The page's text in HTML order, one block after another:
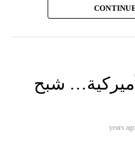
الأسبوع.
إلى الولايات المتحدة”.
ومددت شركة دلتا إيرلاينز تعليق رحلاتها إلى إسرائيل حتى 30
الطيران إلى إسرائيل بعد
شبح